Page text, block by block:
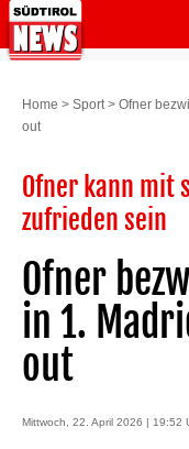
Home > Sport> Ofner
out
Ofner kann mit
zufrieden sein
Ofner
in 1.
out
Mittwoch, 22. April 2026 | 19:52